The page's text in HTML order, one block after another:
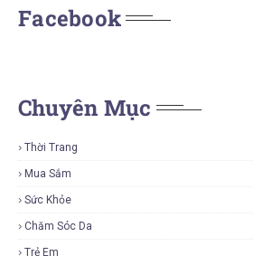
Facebook
Chuyên Mục
Thời Trang
Mua Sắm
Sức Khỏe
Chăm Sóc Da
Trẻ Em